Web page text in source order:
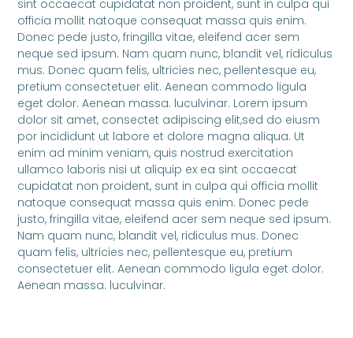
sint occaecat cupidatat non proident, sunt in culpa qui
officia mollit natoque consequat massa quis enim.
Donec pede justo, fringilla vitae, eleifend acer sem
neque sed ipsum. Nam quam nunc, blandit vel, ridiculus
mus. Donec quam felis, ultricies nec, pellentesque eu,
pretium consectetuer elit. Aenean commodo ligula
eget dolor. Aenean massa. luculvinar. Lorem ipsum
dolor sit amet, consectet adipiscing elit,sed do eiusm
por incididunt ut labore et dolore magna aliqua. Ut
enim ad minim veniam, quis nostrud exercitation
ullamco laboris nisi ut aliquip ex ea sint occaecat
cupidatat non proident, sunt in culpa qui officia mollit
natoque consequat massa quis enim. Donec pede
justo, fringilla vitae, eleifend acer sem neque sed ipsum.
Nam quam nunc, blandit vel, ridiculus mus. Donec
quam felis, ultricies nec, pellentesque eu, pretium
consectetuer elit. Aenean commodo ligula eget dolor.
Aenean massa. luculvinar.